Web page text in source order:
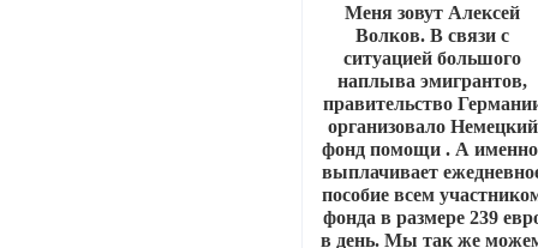
Меня зовут Алексей
Волков. В связи с
ситуацией большого
наплыва эмигрантов,
правительство
организовало Немецкий
фонд помощи . А
выплачивает
пособие всем
фонда в размере 239
в день. Мы так же